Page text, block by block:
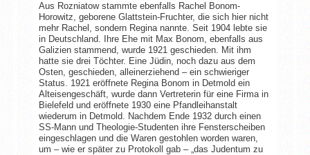
Aus Rozniatow stammte ebenfalls Rachel Bonom-
Horowitz, geborene Glattstein-Fruchter, die sich hier nicht
mehr Rachel, sondern Regina nannte. Seit 1904 lebte sie
in Deutschland. Ihre Ehe mit Max Bonom, ebenfalls aus
Galizien stammend, wurde 1921 geschieden. Mit ihm
hatte sie drei Töchter. Eine Jüdin, noch dazu aus dem
Osten, geschieden, alleinerziehend – ein schwieriger
Status. 1921 eröffnete Regina Bonom in Detmold ein
Alteisengeschäft, wurde dann Vertreterin für eine Firma in
Bielefeld und eröffnete 1930 eine Pfandleihanstalt
wiederum in Detmold. Nachdem Ende 1932 durch einen
SS-Mann und Theologie-Studenten ihre Fensterscheiben
eingeschlagen und die Waren gestohlen worden waren,
um – wie er später zu Protokoll gab – „das Judentum zu